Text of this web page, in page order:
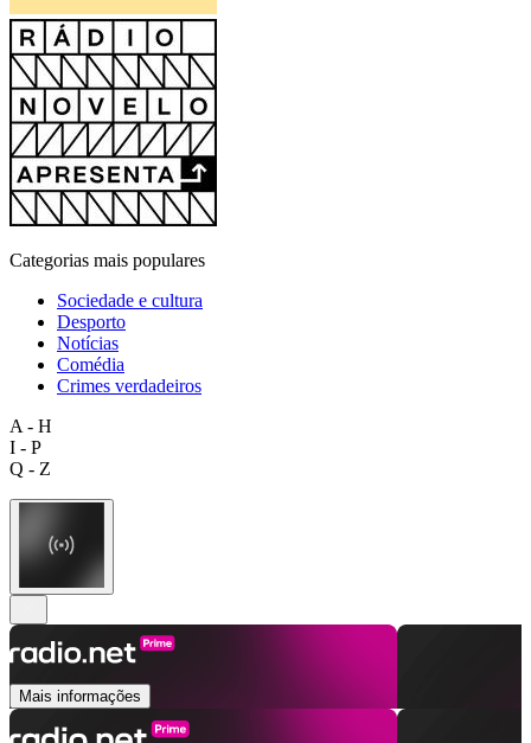
Categorias mais populares
Sociedade e cultura
Desporto
Notícias
Comédia
Crimes verdadeiros
A - H
I - P
Q - Z
Mais informações